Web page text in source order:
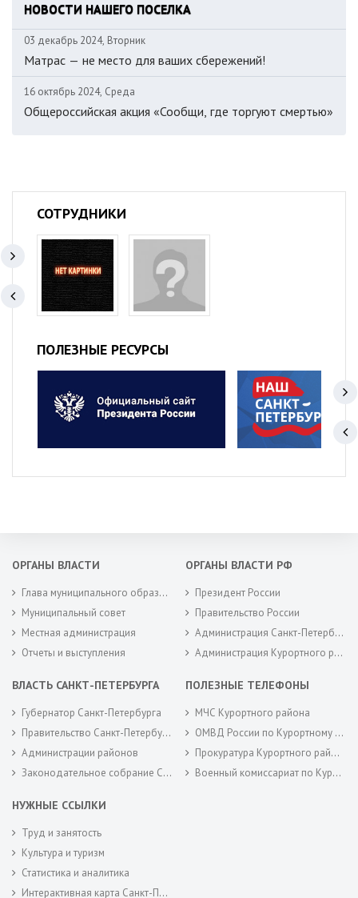
НОВОСТИ НАШЕГО ПОСЕЛКА
03 декабрь 2024, Вторник
Матрас — не место для ваших сбережений!
16 октябрь 2024, Среда
Общероссийская акция «Сообщи, где торгуют смертью»
СОТРУДНИКИ
ПОЛЕЗНЫЕ РЕСУРСЫ
ОРГАНЫ ВЛАСТИ
Глава муниципального образования
Муниципальный совет
Местная администрация
Отчеты и выступления
ОРГАНЫ ВЛАСТИ РФ
Президент России
Правительство России
Администрация Санкт-Петербурга
Администрация Курортного района Санкт-Петербурга
ВЛАСТЬ САНКТ-ПЕТЕРБУРГА
Губернатор Санкт-Петербурга
Правительство Санкт-Петербурга
Администрации районов
Законодательное собрание Санкт-Петербурга
ПОЛЕЗНЫЕ ТЕЛЕФОНЫ
МЧС Курортного района
ОМВД России по Курортному району
Прокуратура Курортного района
Военный комиссариат по Курортному районам города Санкт-Петербурга
НУЖНЫЕ ССЫЛКИ
Труд и занятость
Культура и туризм
Статистика и аналитика
Интерактивная карта Санкт-Петербурга